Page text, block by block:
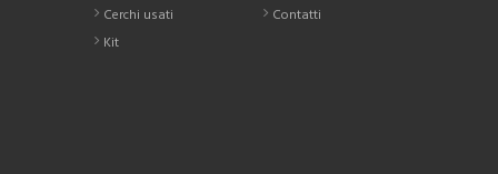
Cerchi usati
Kit
Contatti